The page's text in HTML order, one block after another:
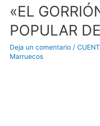
«EL
POPULAR
Deja un comentario /
Marruecos